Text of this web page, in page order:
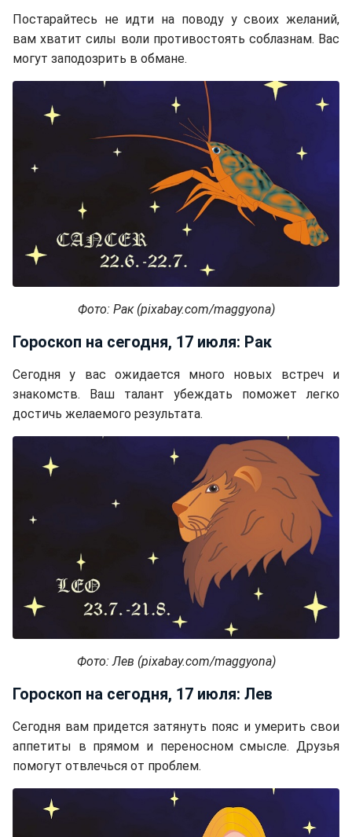
Постарайтесь не идти на поводу у своих желаний,
вам хватит силы воли противостоять соблазнам. Вас
могут заподозрить в обмане.
Фото: Рак (pixabay.com/maggyona)
Гороскоп на сегодня, 17 июля: Рак
Сегодня у вас ожидается много новых встреч и
знакомств. Ваш талант убеждать поможет легко
достичь желаемого результата.
Фото: Лев (pixabay.com/maggyona)
Гороскоп на сегодня, 17 июля: Лев
Сегодня вам придется затянуть пояс и умерить свои
аппетиты в прямом и переносном смысле. Друзья
помогут отвлечься от проблем.